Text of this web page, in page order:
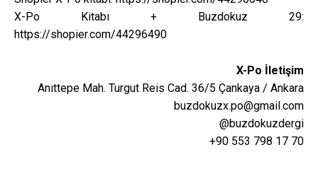
X-Po Kitabı + Buzdokuz 29:
https://shopier.com/44296490
X-Po İletişim
Anıttepe Mah. Turgut Reis Cad. 36/5 Çankaya / Ankara
buzdokuzx.po@gmail.com
@buzdokuzdergi
+90 553 798 17 70